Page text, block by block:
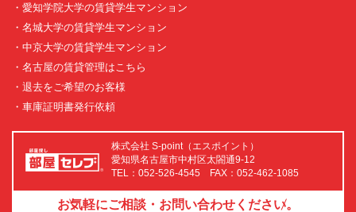
・愛知学院大学の賃貸学生マンション
・名城大学の賃貸学生マンション
・中京大学の賃貸学生マンション
・名古屋の賃貸管理はこちら
・退去をご希望のお客様
・車庫証明書発行依頼
株式会社 S-point（エスポイント）
愛知県名古屋市中村区太閤通9-12
TEL：052-526-4545 FAX：052-462-1085
お気軽にご相談・お問い合わせください。